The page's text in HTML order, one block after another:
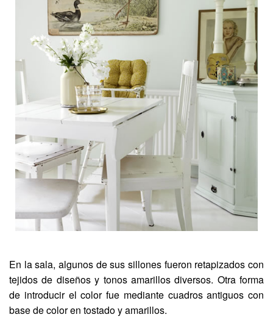
En la sala, algunos de sus sillones fueron retapizados con
tejidos de diseños y tonos amarillos diversos. Otra forma
de introducir el color fue mediante cuadros antiguos con
base de color en tostado y amarillos.